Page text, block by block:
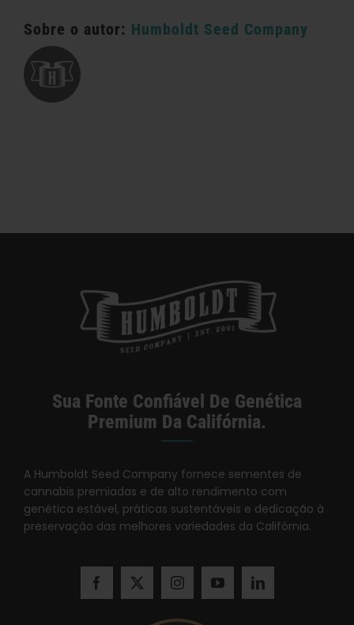
Sobre o autor: Humboldt Seed Company
Sua Fonte Confiável De Genética
Premium Da Califórnia.
A Humboldt Seed Company fornece sementes de
cannabis premiadas e de alto rendimento com
genética estável, práticas sustentáveis e dedicação à
preservação das melhores variedades da Califórnia.